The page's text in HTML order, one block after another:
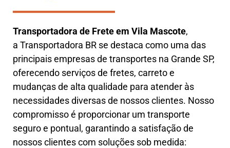
Transportadora de Frete em Vila Mascote,
a Transportadora BR se destaca como uma das
principais empresas de transportes na Grande SP,
oferecendo serviços de fretes, carreto e
mudanças de alta qualidade para atender às
necessidades diversas de nossos clientes. Nosso
compromisso é proporcionar um transporte
seguro e pontual, garantindo a satisfação de
nossos clientes com soluções sob medida: